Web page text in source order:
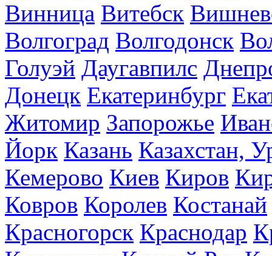
Винница Витебск
Волгоград Волгодонск
Голуэй Даугавпилс
Донецк Екатеринбург
Житомир Запорожье
Йорк Казань Казахстан,
Кемерово Киев Киров
Ковров Королев Костанай
Красногорск Краснодар